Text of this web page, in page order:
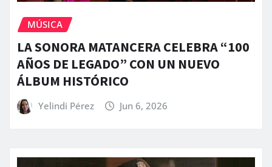
MÚSICA
LA SONORA MATANCERA CELEBRA “100
AÑOS DE LEGADO” CON UN NUEVO
ÁLBUM HISTÓRICO
Yelindi Pérez Jun 6, 2026